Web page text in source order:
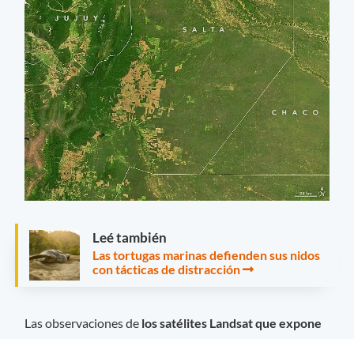
Leé también
Las tortugas marinas defienden sus nidos
con tácticas de distracción
Las observaciones de los satélites Landsat que expone